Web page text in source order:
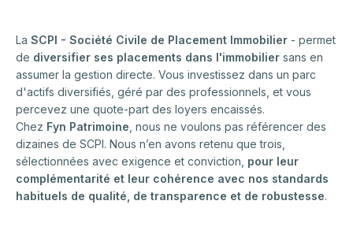
La SCPI - Société Civile de Placement Immobilier - permet
de diversifier ses placements dans l'immobilier sans en
assumer la gestion directe. Vous investissez dans un parc
d'actifs diversifiés, géré par des professionnels, et vous
percevez une quote-part des loyers encaissés.
Chez Fyn Patrimoine , nous ne voulons pas référencer des
dizaines de SCPI. Nous n’en avons retenu que trois,
sélectionnées avec exigence et conviction, pour leur
complémentarité et leur cohérence avec nos standards
habituels de qualité, de transparence et de robustesse.